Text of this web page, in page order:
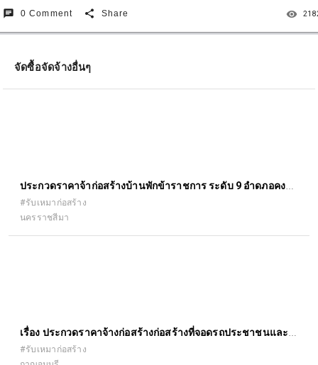
chat 0 Comment share Share remove_red_eye
จัดซื้อจัดจ้างอื่นๆ
ประกวดราคาจ้าก่อสร้างบ้านพักข้าราชการ ระดับ 9 อำดภอคง
จังหวัดนครราชสีมา
#รับเหมาก่อสร้าง
นครราชสีมา
เรื่อง ประกวดราคาจ้างก่อสร้างก่อสร้างที่จอดรถประชาชนและ
คนพิการ สำนักงานที่ดินจังหวัดกาญจนบุรี ด้วยวิธีประกวดราคา
#รับเหมาก่อสร้าง